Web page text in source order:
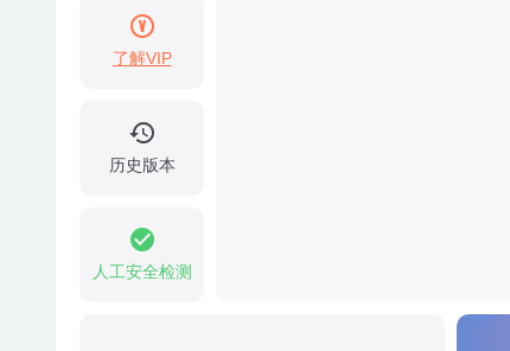
了解VIP
历史版本
人工安全检测
Inklet